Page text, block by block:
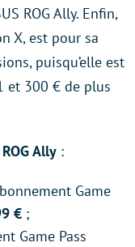
ROG Ally. Enfin,
X, est pour sa
puisqu’elle est
et 300 € de plus
Ally :
Game
€ ;
Game Pass